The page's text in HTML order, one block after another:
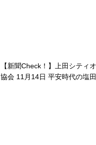
【新聞Check！】上田シティ
協会 11月14日 平安時代の塩